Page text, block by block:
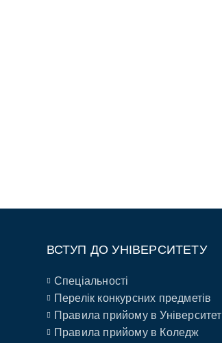
ВСТУП ДО УНІВЕРСИТЕТУ
Спеціальності
Перелік конкурсних предметів
Правила прийому в Університет
Правила прийому в Коледж